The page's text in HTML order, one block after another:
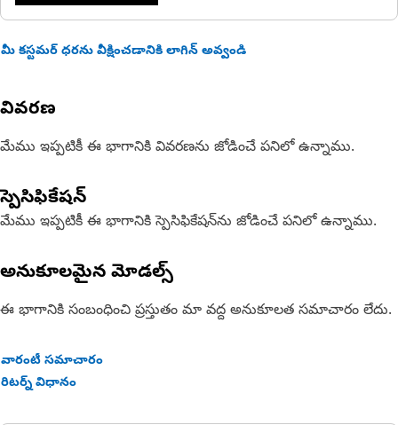
మీ కస్టమర్ ధరను వీక్షించడానికి లాగిన్ అవ్వండి
వివరణ
మేము ఇప్పటికీ ఈ భాగానికి వివరణను జోడించే పనిలో ఉన్నాము.
స్పెసిఫికేషన్
మేము ఇప్పటికీ ఈ భాగానికి స్పెసిఫికేషన్‌ను జోడించే పనిలో ఉన్నాము.
అనుకూలమైన మోడల్స్
ఈ భాగానికి సంబంధించి ప్రస్తుతం మా వద్ద అనుకూలత సమాచారం లేదు.
వారంటీ సమాచారం
రిటర్న్ విధానం